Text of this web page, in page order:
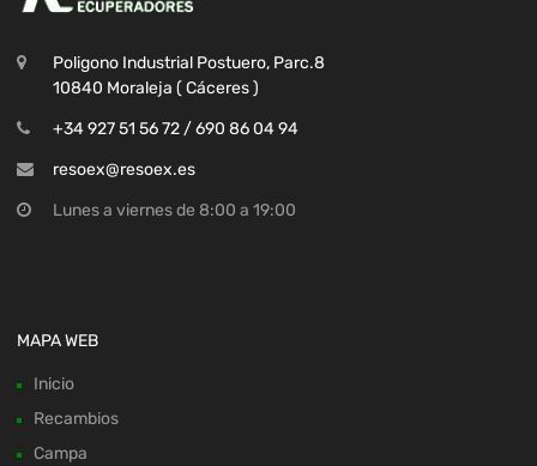
Poligono Industrial Postuero, Parc.8
10840 Moraleja ( Cáceres )
+34 927 51 56 72 / 690 86 04 94
resoex@resoex.es
Lunes a viernes de 8:00 a 19:00
MAPA WEB
Inicio
Recambios
Campa